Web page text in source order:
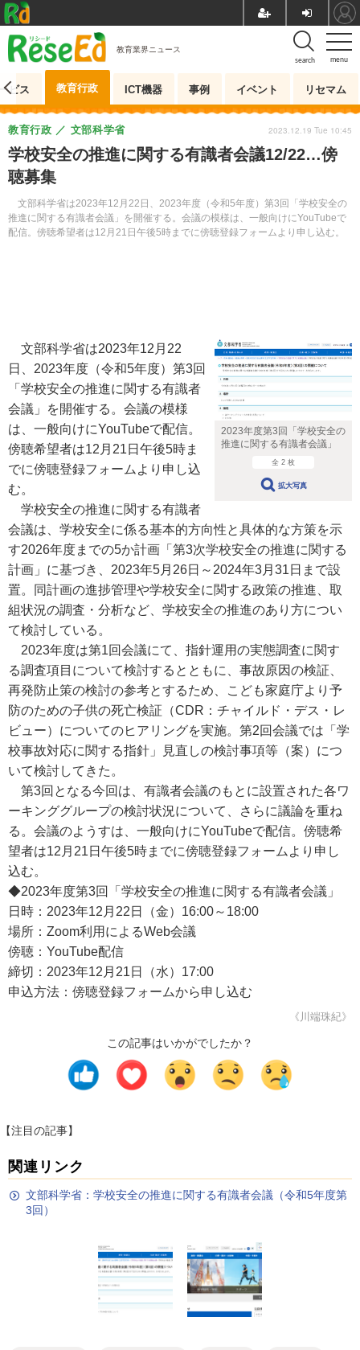
menu
search
教育業界ニュース
ビス 教育行政 ICT機器 事例 イベント リセマム
学校安全の推進に関する有識者会議12/22…傍
聴募集
文部科学省は2023年12月22日、2023年度（令和5年度）第3回「学校安全の
推進に関する有識者会議」を開催する。会議の模様は、一般向けにYouTubeで
配信。傍聴希望者は12月21日午後5時までに傍聴登録フォームより申し込む。
教育行政 文部科学省 2023.12.19 Tue 10:45
2023年度第3回「学校安全の
推進に関する有識者会議」
全 2 枚
拡大写真
文部科学省は2023年12月22
日、2023年度（令和5年度）第3回
「学校安全の推進に関する有識者
会議」を開催する。会議の模様
は、一般向けにYouTubeで配信。
傍聴希望者は12月21日午後5時ま
でに傍聴登録フォームより申し込
む。
学校安全の推進に関する有識者
会議は、学校安全に係る基本的方向性と具体的な方策を示
す2026年度までの5か計画「第3次学校安全の推進に関する
計画」に基づき、2023年5月26日～2024年3月31日まで設
置。同計画の進捗管理や学校安全に関する政策の推進、取
組状況の調査・分析など、学校安全の推進のあり方につい
て検討している。
2023年度は第1回会議にて、指針運用の実態調査に関す
る調査項目について検討するとともに、事故原因の検証、
再発防止策の検討の参考とするため、こども家庭庁より予
防のための子供の死亡検証（CDR：チャイルド・デス・レ
ビュー）についてのヒアリングを実施。第2回会議では「学
校事故対応に関する指針」見直しの検討事項等（案）につ
いて検討してきた。
第3回となる今回は、有識者会議のもとに設置された各ワ
ーキンググループの検討状況について、さらに議論を重ね
る。会議のようすは、一般向けにYouTubeで配信。傍聴希
望者は12月21日午後5時までに傍聴登録フォームより申し
込む。
◆2023年度第3回「学校安全の推進に関する有識者会議」
日時：2023年12月22日（金）16:00～18:00
場所：Zoom利用によるWeb会議
傍聴：YouTube配信
締切：2023年12月21日（水）17:00
申込方法：傍聴登録フォームから申し込む
《川端珠紀》
この記事はいかがでしたか？
【注目の記事】
関連リンク
文部科学省：学校安全の推進に関する有識者会議（令和5年度第
3回）